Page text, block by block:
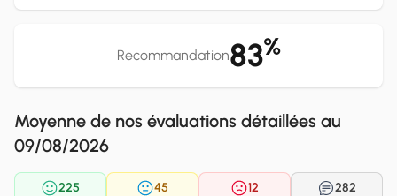
Recommandation83%
Moyenne de nos évaluations détaillées au
09/08/2026
225 45 12 282